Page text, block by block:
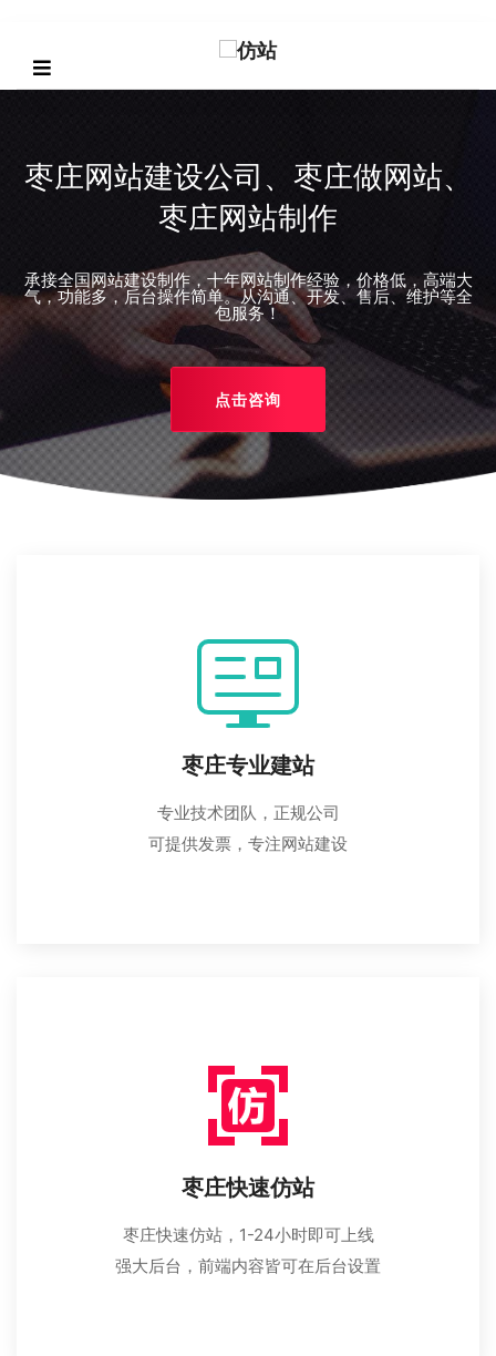
枣庄网站建设公司、枣庄做网站、
枣庄网站制作
承接全国网站建设制作，十年网站制作经验，价格低，高端大
气，功能多，后台操作简单。从沟通、开发、售后、维护等全
包服务！
点击咨询
枣庄专业建站
专业技术团队，正规公司
可提供发票，专注网站建设
枣庄快速仿站
枣庄快速仿站，1-24小时即可上线
强大后台，前端内容皆可在后台设置